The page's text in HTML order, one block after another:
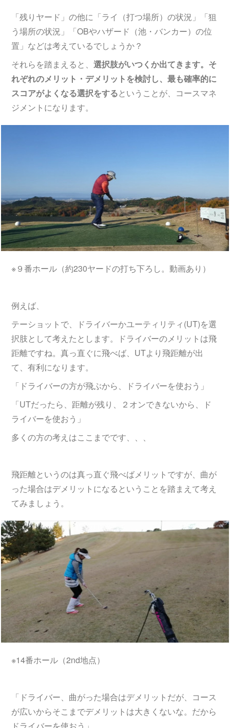
「残りヤード」の他に「ライ（打つ場所）の状況」「狙
う場所の状況」「OBやハザード（池・バンカー）の位
置」などは考えているでしょうか？
それらを踏まえると、選択肢がいつくか出てきます。そ
れぞれのメリット・デメリットを検討し、最も確率的に
スコアがよくなる選択をするということが、コースマネ
ジメントになります。
※９番ホール（約230ヤードの打ち下ろし。動画あり）
例えば、
テーショットで、ドライバーかユーティリティ(UT)を選
択肢として考えたとします。ドライバーのメリットは飛
距離ですね。真っ直ぐに飛べば、UTより飛距離が出
て、有利になります。
「ドライバーの方が飛ぶから、ドライバーを使おう」
「UTだったら、距離が残り、２オンできないから、ド
ライバーを使おう」
多くの方の考えはここまでです、、、
飛距離というのは真っ直ぐ飛べばメリットですが、曲が
った場合はデメリットになるということを踏まえて考え
てみましょう。
※14番ホール（2nd地点）
「ドライバー、曲がった場合はデメリットだが、コース
が広いからそこまでデメリットは大きくないな。だから